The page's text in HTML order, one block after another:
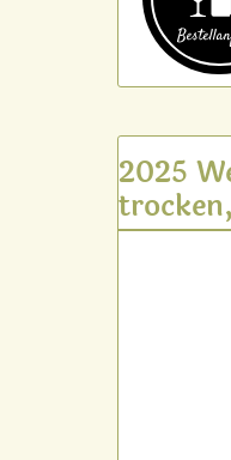
2025